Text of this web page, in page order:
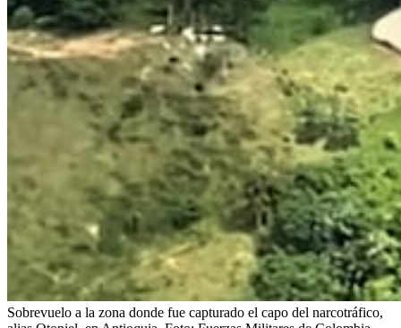
Sobrevuelo a la zona donde fue capturado el capo del narcotráfico,